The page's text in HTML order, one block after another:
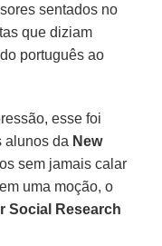
sentados no
que diziam
português ao
esse foi
alunos da New
sem jamais calar
uma moção, o
Social Research